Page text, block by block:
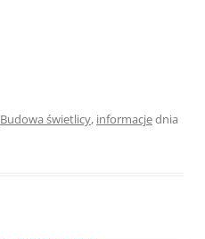
Budowa świetlicy, informacjednia